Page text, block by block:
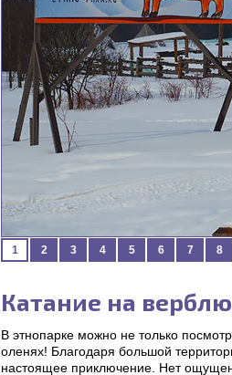
1 2 3 4 5 6 7 8
Катание на
В этнопарке можно не только
оленях! Благодаря большой
настоящее приключение. Нет